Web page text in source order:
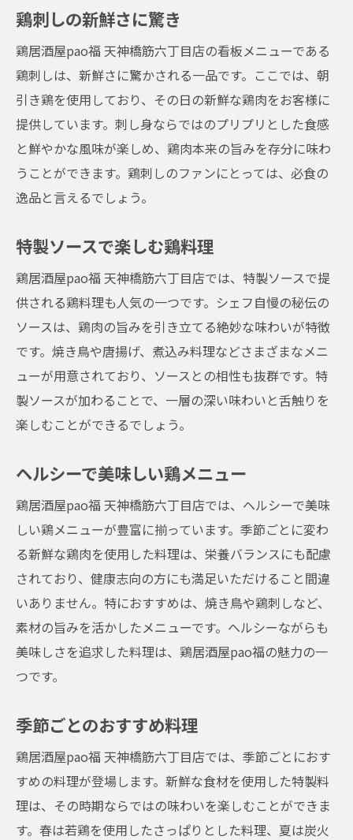
鶏刺しの新鮮さに驚き
鶏居酒屋pao福 天神橋筋六丁目店の看板メニューである
鶏刺しは、新鮮さに驚かされる一品です。ここでは、朝
引き鶏を使用しており、その日の新鮮な鶏肉をお客様に
提供しています。刺し身ならではのプリプリとした食感
と鮮やかな風味が楽しめ、鶏肉本来の旨みを存分に味わ
うことができます。鶏刺しのファンにとっては、必食の
逸品と言えるでしょう。
特製ソースで楽しむ鶏料理
鶏居酒屋pao福 天神橋筋六丁目店では、特製ソースで提
供される鶏料理も人気の一つです。シェフ自慢の秘伝の
ソースは、鶏肉の旨みを引き立てる絶妙な味わいが特徴
です。焼き鳥や唐揚げ、煮込み料理などさまざまなメニ
ューが用意されており、ソースとの相性も抜群です。特
製ソースが加わることで、一層の深い味わいと舌触りを
楽しむことができるでしょう。
ヘルシーで美味しい鶏メニュー
鶏居酒屋pao福 天神橋筋六丁目店では、ヘルシーで美味
しい鶏メニューが豊富に揃っています。季節ごとに変わ
る新鮮な鶏肉を使用した料理は、栄養バランスにも配慮
されており、健康志向の方にも満足いただけること間違
いありません。特におすすめは、焼き鳥や鶏刺しなど、
素材の旨みを活かしたメニューです。ヘルシーながらも
美味しさを追求した料理は、鶏居酒屋pao福の魅力の一
つです。
季節ごとのおすすめ料理
鶏居酒屋pao福 天神橋筋六丁目店では、季節ごとにおす
すめの料理が登場します。新鮮な食材を使用した特製料
理は、その時期ならではの味わいを楽しむことができま
す。春は若鶏を使用したさっぱりとした料理、夏は炭火